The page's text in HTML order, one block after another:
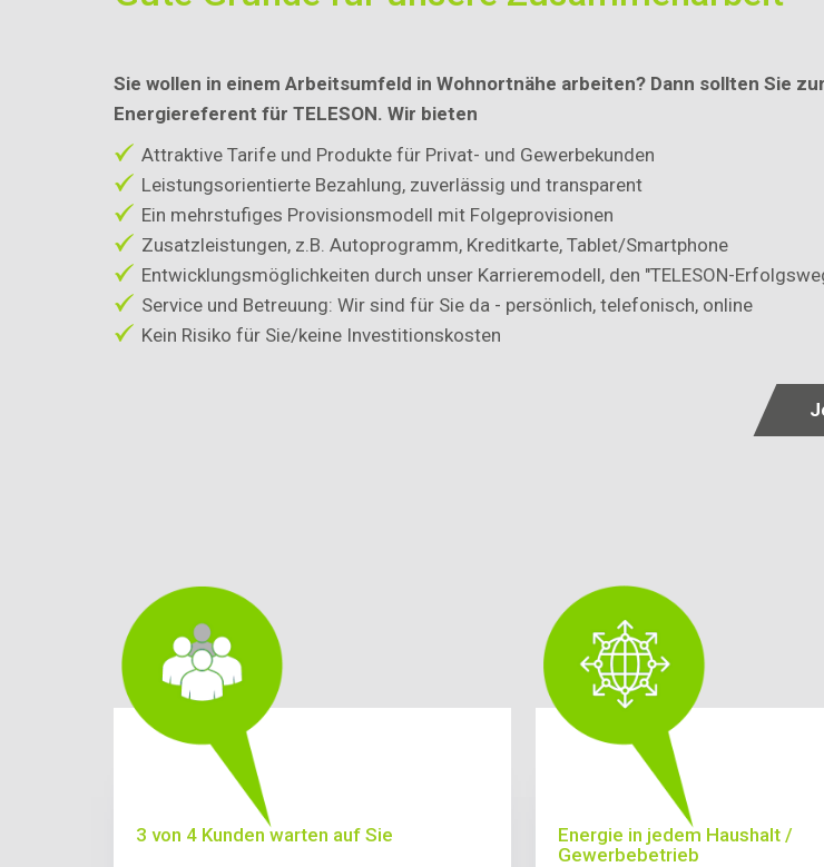
Sie wollen in einem Arbeitsumfeld in Wohnortnähe arbeiten? Dann sollten Sie
Energiereferent für TELESON. Wir bieten
Attraktive Tarife und Produkte für Privat- und Gewerbekunden
Leistungsorientierte Bezahlung, zuverlässig und transparent
Ein mehrstufiges Provisionsmodell mit Folgeprovisionen
Zusatzleistungen, z.B. Autoprogramm, Kreditkarte, Tablet/Smartphone
Entwicklungsmöglichkeiten durch unser Karrieremodell, den "TELESON-
Service und Betreuung: Wir sind für Sie da - persönlich, telefonisch, online
Kein Risiko für Sie/keine Investitionskosten
3 von 4 Kunden warten auf Sie
Energie in jedem Haushalt /
Gewerbebetrieb